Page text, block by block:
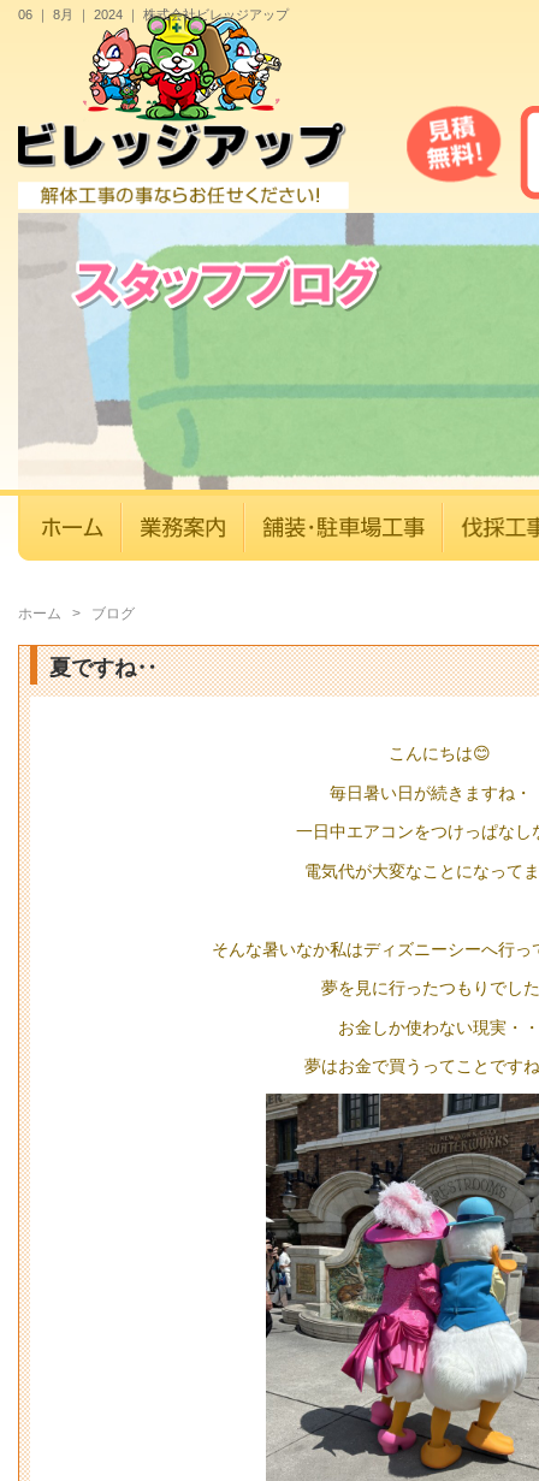
06 ｜ 8月 ｜ 2024 ｜ 株式会社ビレッジアップ
ホーム > ブログ
夏ですね‥
こんにちは😊
毎日暑い日が続きますね・
一日中エアコンをつけっぱなし
電気代が大変なことになって
そんな暑いなか私はディズニーシーへ行っ
夢を見に行ったつもりでし
お金しか使わない現実・・
夢はお金で買うってことです